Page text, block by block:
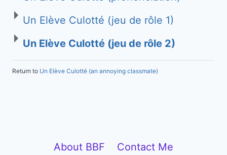
Un Elève Culotté (jeu de rôle 1)
Un Elève Culotté (jeu de rôle 2)
Return to Un Elève Culotté (an annoying classmate)
About BBF Contact Me